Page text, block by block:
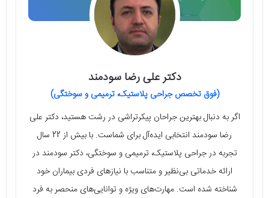
دکتر علی رضا سودمند
(فوق تخصص جراحی پلاستیک، ترمیمی و سوختگی)
اگر به دنبال بهترین جراحان پیکرتراشی در رشت هستید، دکتر علی
رضا سودمند انتخابی ایده‌آل برای شماست. با بیش از 22 سال
تجربه در جراحی پلاستیک، ترمیمی و سوختگی، دکتر سودمند در
ارائه خدماتی بی‌نظیر و متناسب با نیازهای فردی بیماران خود
شناخته شده است. مهارت‌های ویژه و توانایی‌های منحصر به فرد